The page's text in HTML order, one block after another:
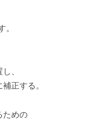
、
正する。
ための